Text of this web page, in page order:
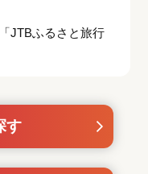
JTBふるさと旅行
す